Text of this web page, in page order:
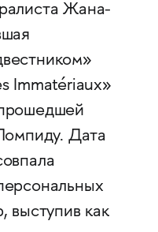
Жана-
Immatériaux»
Дата
выступив как